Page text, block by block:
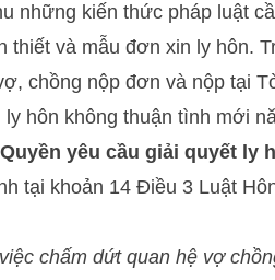
những kiến ​​thức pháp luật
thiết và mẫu đơn xin ly hôn.
chồng nộp đơn và nộp tại
ly hôn không thuận tình mới
yêu cầu giải quyết ly
tại khoản 14 Điều 3 Luật
chấm dứt quan hệ vợ